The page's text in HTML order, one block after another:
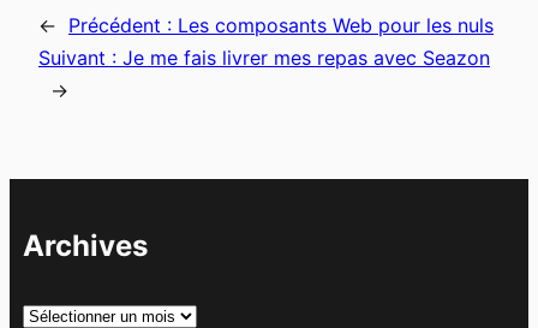
← Précédent : Les composants Web pour les nuls
Suivant : Je me fais livrer mes repas avec Seazon
→
Archives
A